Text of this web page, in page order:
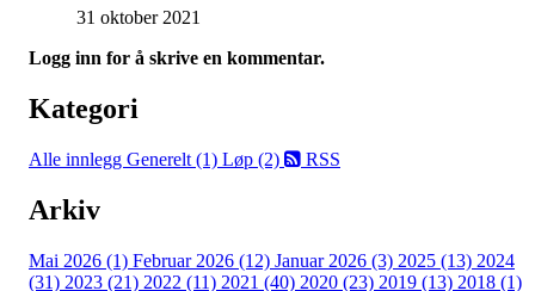
31 oktober 2021
Logg inn for å skrive en kommentar.
Kategori
Alle innlegg Generelt (1) Løp (2) RSS
Arkiv
Mai 2026 (1) Februar 2026 (12) Januar 2026 (3) 2025 (13) 2024
(31) 2023 (21) 2022 (11) 2021 (40) 2020 (23) 2019 (13) 2018 (1)